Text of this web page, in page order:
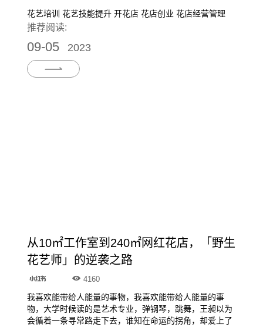
花艺培训 花艺技能提升 开花店 花店创业 花店经营管理
推荐阅读:
09-05 2023
从10㎡工作室到240㎡网红花店，「野生
花艺师」的逆袭之路
4160
我喜欢能带给人能量的事物，我喜欢能带给人能量的事
物，大学时候读的是艺术专业，弹钢琴，跳舞，王昶以为
会循着一条寻常路走下去，谁知在命运的拐角，却爱上了